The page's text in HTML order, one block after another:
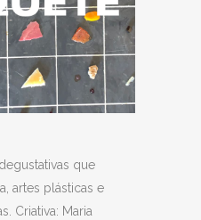
que
artes plásticas e
Criativa: Maria